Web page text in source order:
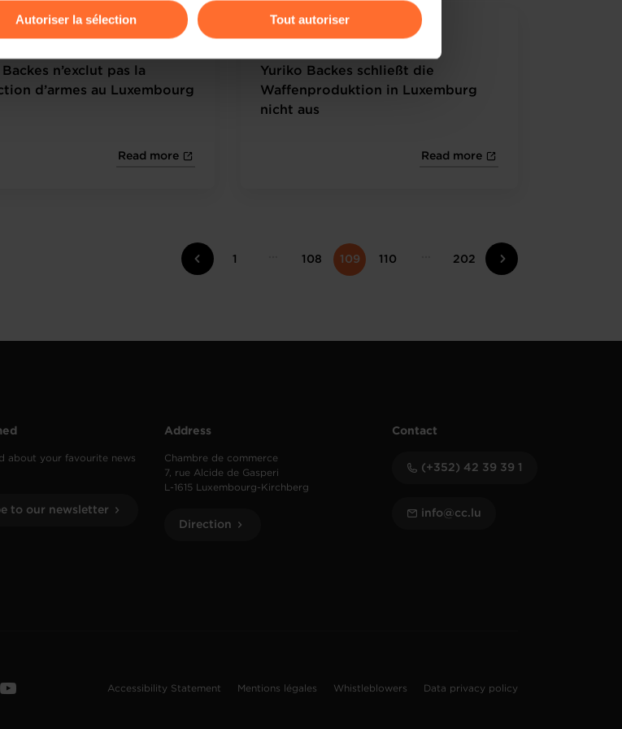
d’usage des cookieset notre
Politique de protection des données
Autoriser la sélection Tout autoriser
- Virgule.lu
n’exclut pas la
d’armes au Luxembourg
Read more
Yuriko Backes schließt die
Waffenproduktion in Luxemburg
nicht aus
Read more
1 108 109 110 202
about your favourite news
to our newsletter
Address
Chambre de commerce
7, rue Alcide de Gasperi
L-1615 Luxembourg-Kirchberg
Direction
Contact
(+352) 42 39 39 1
info@cc.lu
Accessibility Statement Mentions légales Whistleblowers Data privacy policy